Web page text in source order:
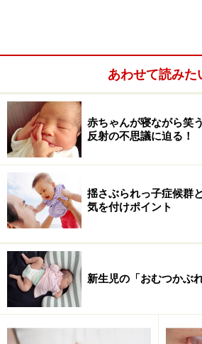
>> 赤ちゃん向け人気グッズおすすめ
>> チビタス「みんなが選ぶ太鼓判
特集へ
※記事内容は執筆時点のものです。最新の
い。
※乳幼児の発育には個人差があります。記
への有効性を保証するものではありませ
れる場合は、自己判断せず、必ず医療機
あわせて読みた
赤ちゃんが寝ながら笑
反射の不思議に迫る！
揺さぶられっ子症候群
気を付けポイント
新生児の「おむつかぶ